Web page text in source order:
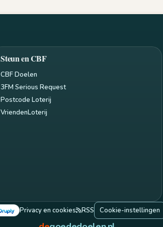
Steun en CBF
CBF Doelen
3FM Serious Request
Postcode Loterij
VriendenLoterij
Privacy en cookies RSS Cookie-instellingen